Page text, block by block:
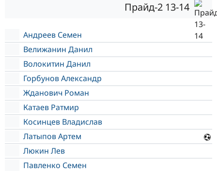
Прайд-2 13-14
Андреев Семен
Велижанин Данил
Волокитин Данил
Горбунов Александр
Жданович Роман
Катаев Ратмир
Косинцев Владислав
Латыпов Артем
Люкин Лев
Павленко Семен